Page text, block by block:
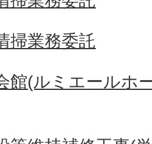
掃業務委託
館(ルミエールホ